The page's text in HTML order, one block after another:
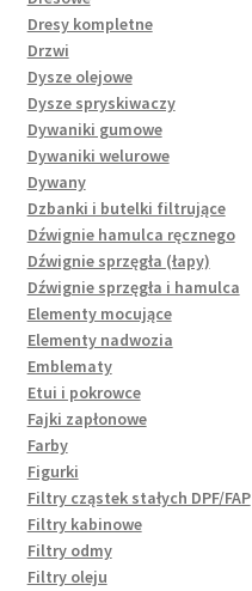
Dresy kompletne
Drzwi
Dysze olejowe
Dysze spryskiwaczy
Dywaniki gumowe
Dywaniki welurowe
Dywany
Dzbanki i butelki filtrujące
Dźwignie hamulca ręcznego
Dźwignie sprzęgła (łapy)
Dźwignie sprzęgła i hamulca
Elementy mocujące
Elementy nadwozia
Emblematy
Etui i pokrowce
Fajki zapłonowe
Farby
Figurki
Filtry cząstek stałych DPF/FAP
Filtry kabinowe
Filtry odmy
Filtry oleju